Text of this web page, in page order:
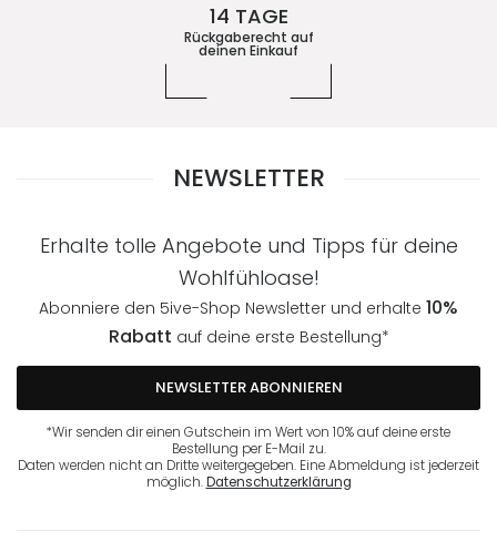
14 TAGE
Rückgaberecht auf
deinen Einkauf
NEWSLETTER
Erhalte tolle Angebote und Tipps für deine
Wohlfühloase!
Abonniere den 5ive-Shop Newsletter und erhalte 10%
Rabatt auf deine erste Bestellung*
NEWSLETTER ABONNIEREN
*Wir senden dir einen Gutschein im Wert von 10% auf deine erste
Bestellung per E-Mail zu.
Daten werden nicht an Dritte weitergegeben. Eine Abmeldung ist jederzeit
möglich.Datenschutzerklärung